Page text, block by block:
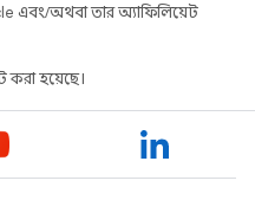
এবং/অথবা তার অ্যাফিলিয়েট
হয়েছে।